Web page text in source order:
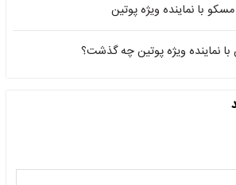
با نماینده ویژه پوتین
با نماینده ویژه پوتین چه گذشت؟